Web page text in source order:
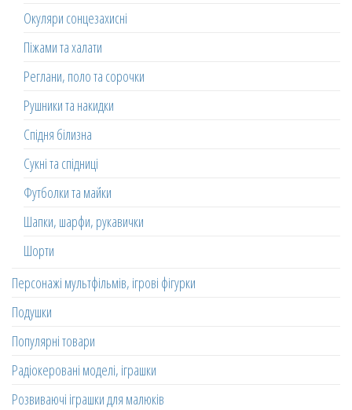
Окуляри сонцезахисні
Піжами та халати
Реглани, поло та сорочки
Рушники та накидки
Спідня білизна
Сукні та спідниці
Футболки та майки
Шапки, шарфи, рукавички
Шорти
Персонажі мультфільмів, ігрові фігурки
Подушки
Популярні товари
Радіокеровані моделі, іграшки
Розвиваючі іграшки для малюків